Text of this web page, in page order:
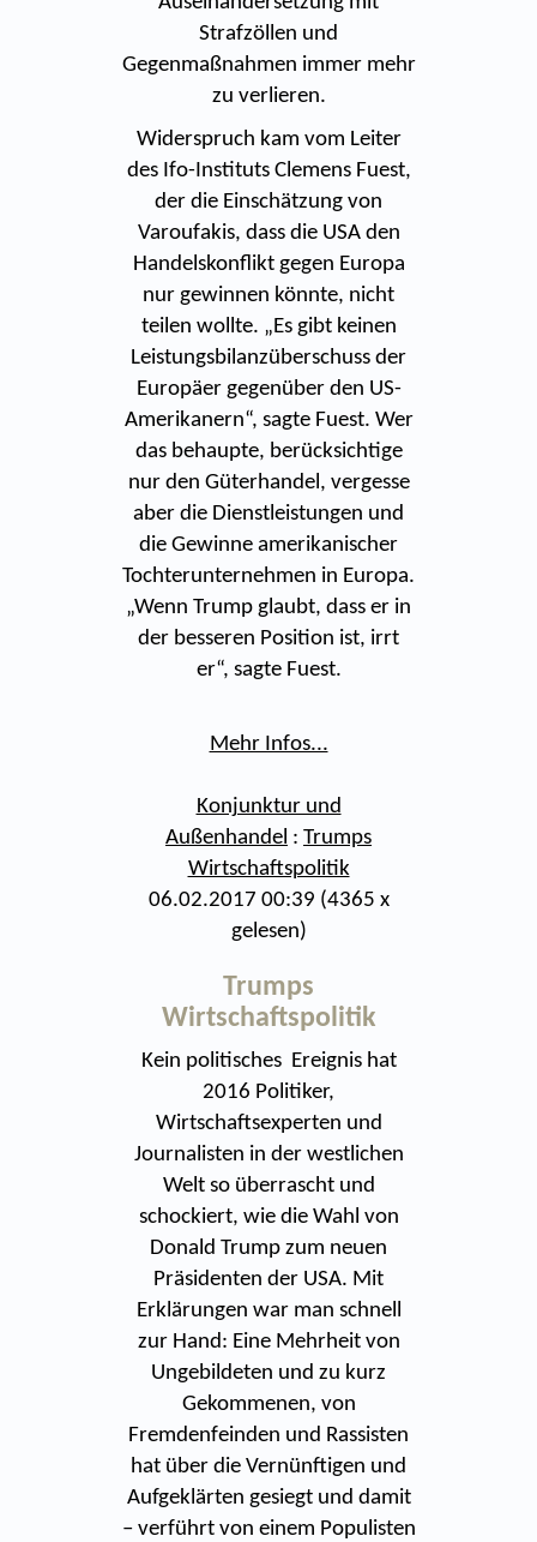
Strafzöllen und
Gegenmaßnahmen immer mehr
zu verlieren.
Widerspruch kam vom Leiter
des Ifo-Instituts Clemens Fuest,
der die Einschätzung von
Varoufakis, dass die USA den
Handelskonflikt gegen Europa
nur gewinnen könnte, nicht
teilen wollte. „Es gibt keinen
Leistungsbilanzüberschuss der
Europäer gegenüber den US-
Amerikanern“, sagte Fuest. Wer
das behaupte, berücksichtige
nur den Güterhandel, vergesse
aber die Dienstleistungen und
die Gewinne amerikanischer
Tochterunternehmen in Europa.
„Wenn Trump glaubt, dass er in
der besseren Position ist, irrt
er“, sagte Fuest.
Mehr Infos...
Konjunktur und
Außenhandel : Trumps
Wirtschaftspolitik
06.02.2017 00:39 (4365 x
gelesen)
Trumps
Wirtschaftspolitik
Kein politisches Ereignis hat
2016 Politiker,
Wirtschaftsexperten und
Journalisten in der westlichen
Welt so überrascht und
schockiert, wie die Wahl von
Donald Trump zum neuen
Präsidenten der USA. Mit
Erklärungen war man schnell
zur Hand: Eine Mehrheit von
Ungebildeten und zu kurz
Gekommenen, von
Fremdenfeinden und Rassisten
hat über die Vernünftigen und
Aufgeklärten gesiegt und damit
– verführt von einem Populisten